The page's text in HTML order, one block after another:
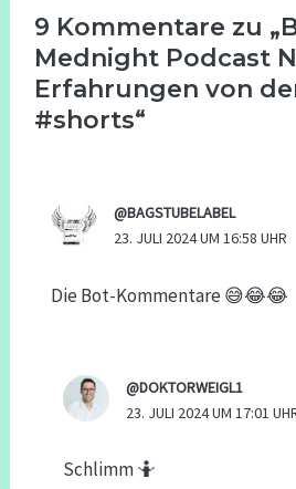
9 Kommentare zu
Mednight Podcast
Erfahrungen von
#shorts“
@BAGSTUBELABEL
23. JULI 2024 UM 16:58 UHR
Die Bot-Kommentare 😅😂😂
@DOKTORWEIGL1
23. JULI 2024 UM 17:01
Schlimm 🤷